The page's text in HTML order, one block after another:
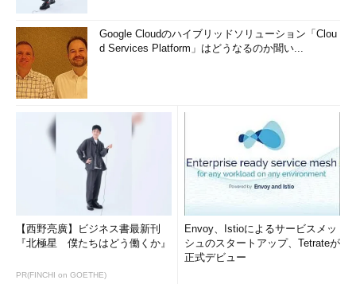
Google Cloudのハイブリッドソリューション「Clou
d Services Platform」はどうなるのか聞い...
【西野亮廣】ビジネス書最新刊
『北極星 僕たちはどう働くか』
PR(FINCHI on GOETHE)
Envoy、Istioによるサービスメッ
シュのスタートアップ、Tetrateが
正式デビュー